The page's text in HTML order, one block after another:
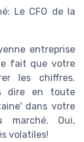
Le CFO de la
entreprise
fait que votre
les chiffres.
dire en toute
dans votre
marché. Oui,
volatiles!